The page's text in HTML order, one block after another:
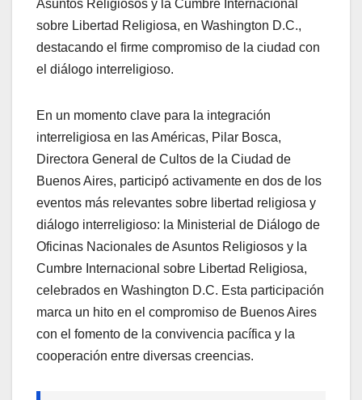
Asuntos Religiosos y la Cumbre Internacional
sobre Libertad Religiosa, en Washington D.C.,
destacando el firme compromiso de la ciudad con
el diálogo interreligioso.
En un momento clave para la integración
interreligiosa en las Américas, Pilar Bosca,
Directora General de Cultos de la Ciudad de
Buenos Aires, participó activamente en dos de los
eventos más relevantes sobre libertad religiosa y
diálogo interreligioso: la Ministerial de Diálogo de
Oficinas Nacionales de Asuntos Religiosos y la
Cumbre Internacional sobre Libertad Religiosa,
celebrados en Washington D.C. Esta participación
marca un hito en el compromiso de Buenos Aires
con el fomento de la convivencia pacífica y la
cooperación entre diversas creencias.